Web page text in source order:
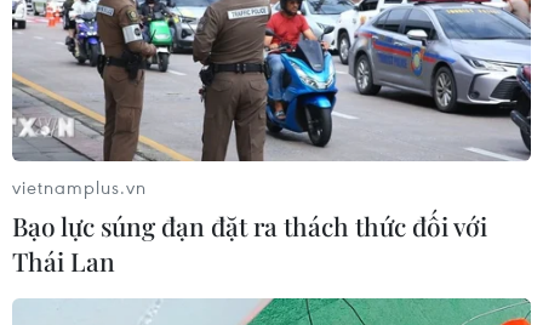
vietnamplus.vn
Bạo lực súng đạn đặt ra thách thức đối với
Thái Lan